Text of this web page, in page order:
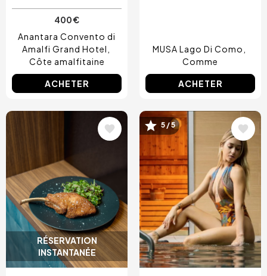
400 €
Anantara Convento di
Amalfi Grand Hotel
Côte amalfitaine
ACHETER
MUSA Lago Di Como
Comme
ACHETER
RÉSERVATION
INSTANTANÉE
Image Image
5 / 5